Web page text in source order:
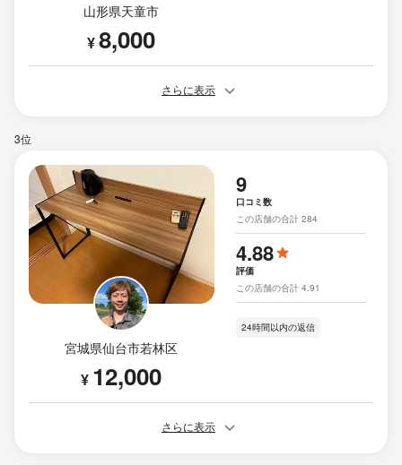
山形県天童市
¥8,000
さらに表示
3位
宮城県仙台市若林区
¥ 12,000
9
口コミ数
この店舗の合計 284
4.88
評価
この店舗の合計 4.91
24時間以内の返信
さらに表示